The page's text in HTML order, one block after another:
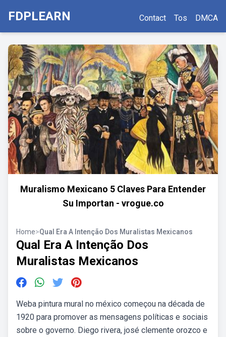
FDPLEARN Contact Tos DMCA
Muralismo Mexicano 5 Claves Para Entender
Su Importan - vrogue.co
Home>Qual Era A Intenção Dos Muralistas Mexicanos
Qual Era A Intenção Dos
Muralistas Mexicanos
Weba pintura mural no méxico começou na década de
1920 para promover as mensagens políticas e sociais
sobre o governo. Diego rivera, josé clemente orozco e